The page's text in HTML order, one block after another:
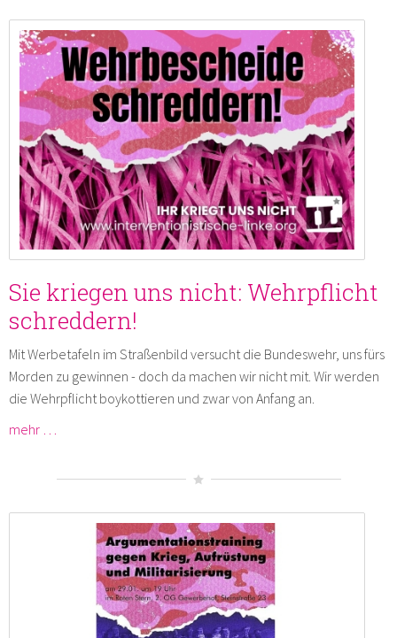
Sie kriegen uns nicht: Wehrpflicht
schreddern!
Mit Werbetafeln im Straßenbild versucht die Bundeswehr, uns fürs
Morden zu gewinnen - doch da machen wir nicht mit. Wir werden
die Wehrpflicht boykottieren und zwar von Anfang an.
mehr …